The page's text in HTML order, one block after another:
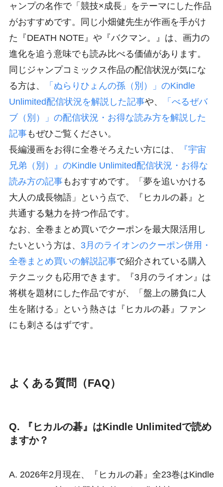
ャンプの名作で「競技×成長」をテーマにした作品
がおすすめです。同じ小畑健先生が作画を手がけ
た『DEATH NOTE』や『バクマン。』は、画力の
進化を追う意味でも読み比べる価値があります。
同じジャンプコミックス作品の配信状況が気にな
る方は、
「ぬらりひょんの孫（別）」のKindle
Unlimited配信状況を解説した記事や、
「べるぜバ
ブ（別）」の配信状況・お得な読み方を解説した
記事もぜひご覧ください。
長編漫画をお得に全巻そろえたい方には、
『宇宙
兄弟（別）』のKindle Unlimited配信状況・お得な
読み方の記事もおすすめです。「夢を追いかける
大人の成長物語」という点で、『ヒカルの碁』と
共通する魅力を持つ作品です。
なお、全巻まとめ買いでクーポンを最大限活用し
たいという方は、 3月のライオンのクーポン併用・
全巻まとめ買いの解説記事で紹介されている購入
テクニックも応用できます。『3月のライオン』は
将棋を題材にした作品ですが、「盤上の勝負に人
生を賭ける」という熱さは『ヒカルの碁』ファン
にも刺さるはずです。
よくある質問（FAQ）
Q. 『ヒカルの碁』はKindle Unlimitedで読め
ますか？
A. 2026年2月現在、『ヒカルの碁』全23巻はKindle